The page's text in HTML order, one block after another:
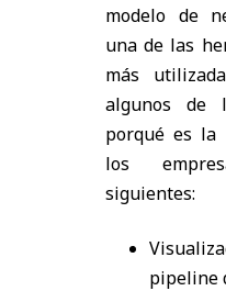
modelo de
una de las
más
algunos de
porqué es la
los
siguientes:
pipeline